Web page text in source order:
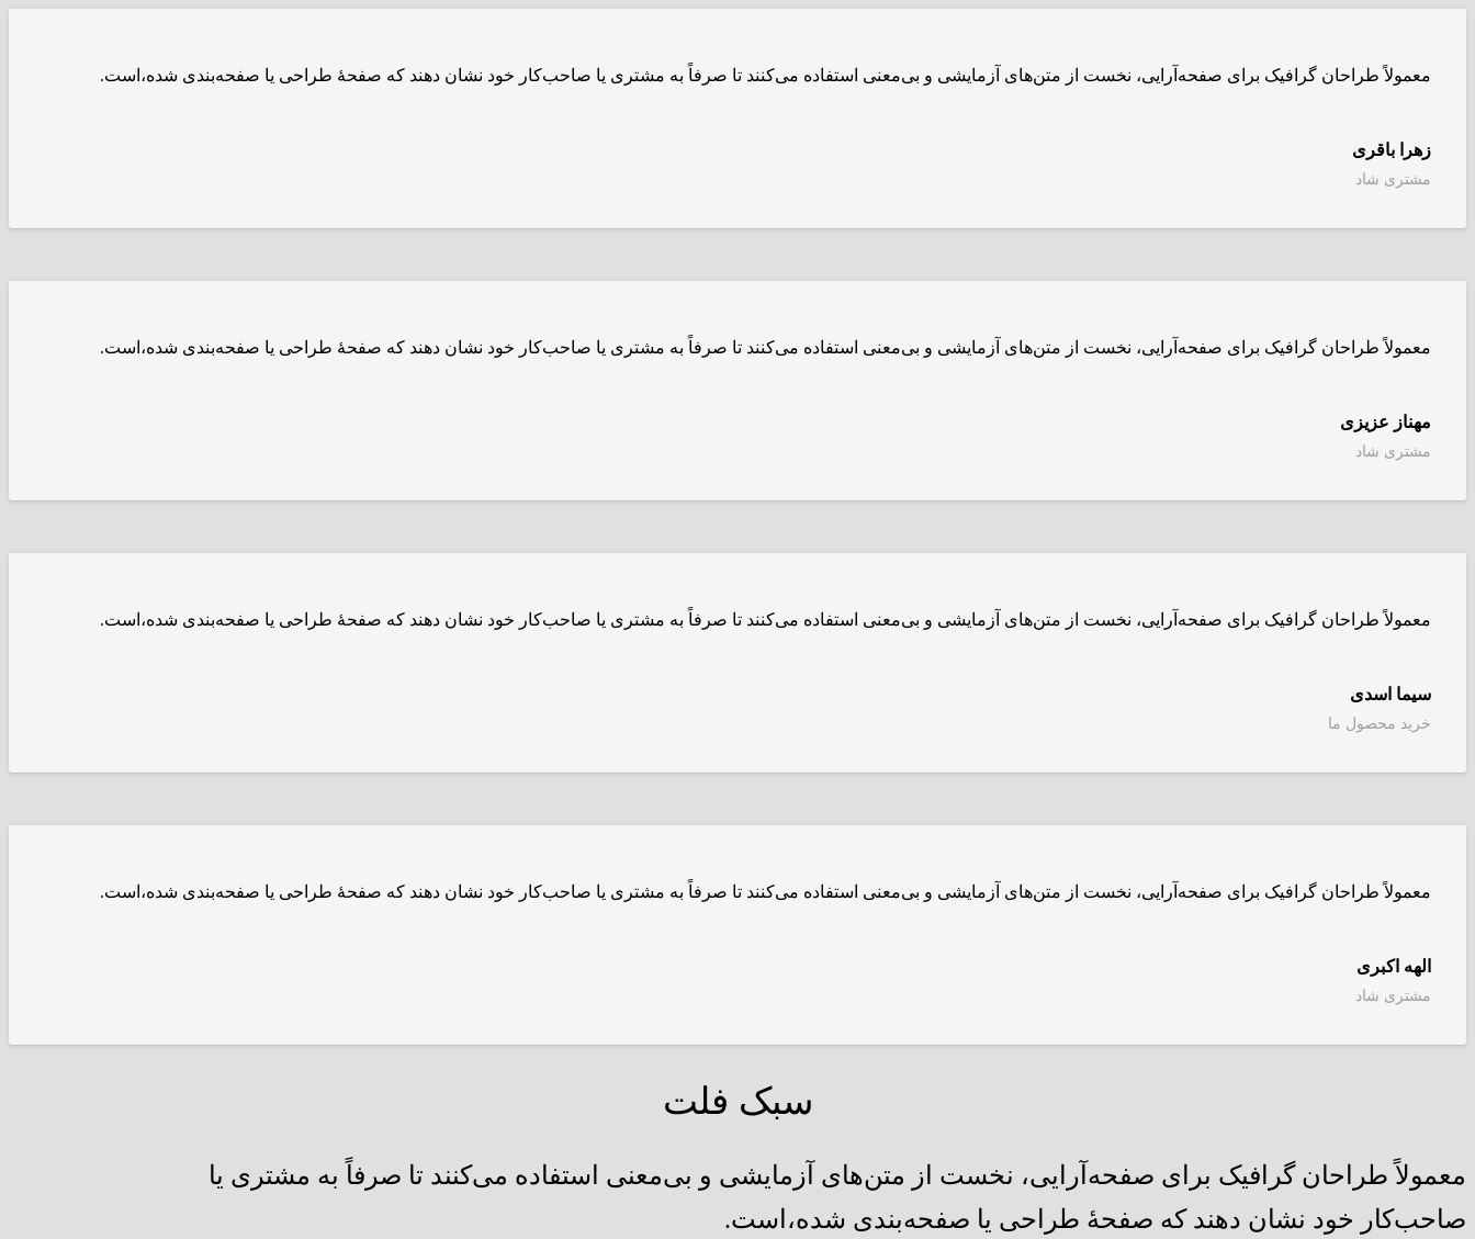
معمولاً طراحان گرافیک برای صفحه‌آرایی، نخست از متن‌های آزمایشی و بی‌معنی استفاده می‌کنند تا صرفاً به مشتری یا صاحب‌کار خود نشان دهند که صفحهٔ طراحی یا صفحه‌بندی شده،است.
زهرا باقری
مشتری شاد
معمولاً طراحان گرافیک برای صفحه‌آرایی، نخست از متن‌های آزمایشی و بی‌معنی استفاده می‌کنند تا صرفاً به مشتری یا صاحب‌کار خود نشان دهند که صفحهٔ طراحی یا صفحه‌بندی شده،است.
مهناز عزیزی
مشتری شاد
معمولاً طراحان گرافیک برای صفحه‌آرایی، نخست از متن‌های آزمایشی و بی‌معنی استفاده می‌کنند تا صرفاً به مشتری یا صاحب‌کار خود نشان دهند که صفحهٔ طراحی یا صفحه‌بندی شده،است.
سیما اسدی
خرید محصول ما
معمولاً طراحان گرافیک برای صفحه‌آرایی، نخست از متن‌های آزمایشی و بی‌معنی استفاده می‌کنند تا صرفاً به مشتری یا صاحب‌کار خود نشان دهند که صفحهٔ طراحی یا صفحه‌بندی شده،است.
الهه اکبری
مشتری شاد
سبک فلت
معمولاً طراحان گرافیک برای صفحه‌آرایی، نخست از متن‌های آزمایشی و بی‌معنی استفاده می‌کنند تا صرفاً به مشتری یا
صاحب‌کار خود نشان دهند که صفحهٔ طراحی یا صفحه‌بندی شده،است.